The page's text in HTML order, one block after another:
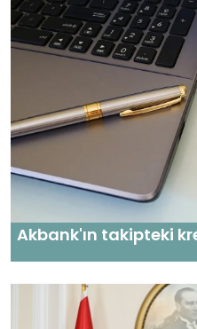
Akbank'ın takipteki